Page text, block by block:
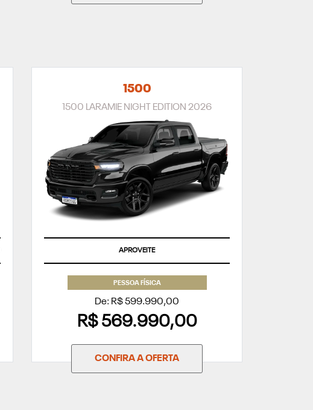
1500
1500 LARAMIE NIGHT EDITION 2026
APROVEITE
PESSOA FÍSICA
De: R$ 599.990,00
R$ 569.990,00
CONFIRA A OFERTA